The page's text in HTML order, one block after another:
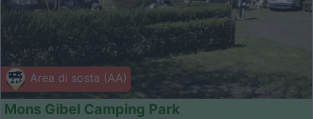
Area di sosta (AA)
Mons Gibel Camping Park